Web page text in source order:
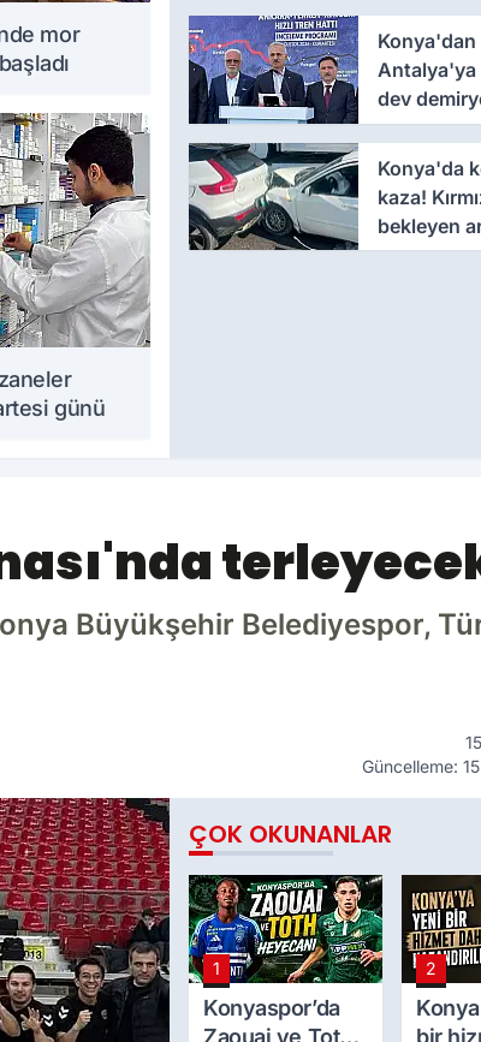
mor
günü
Konya'dan
Antalya'ya
dev
yeni aşama
Konya'da
kaza!
bekleyen
Büyükşehir Belediyespor,
Güncelleme:
ÇOK OKUNANLAR
1
Konyaspor’da
Zaouai ve Toth
2
bir